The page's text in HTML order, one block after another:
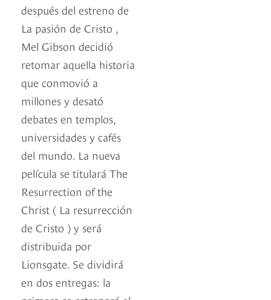
después del estreno de
La pasión de Cristo ,
Mel Gibson decidió
retomar aquella historia
que conmovió a
millones y desató
debates en templos,
universidades y cafés
del mundo. La nueva
película se titulará The
Resurrection of the
Christ ( La resurrección
de Cristo ) y será
distribuida por
Lionsgate. Se dividirá
en dos entregas: la